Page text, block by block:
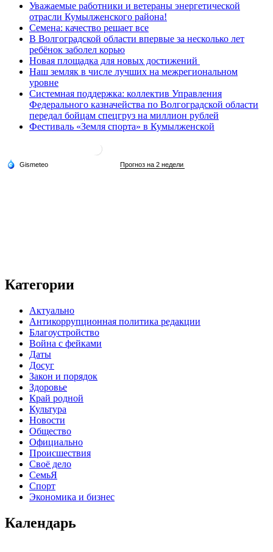
Уважаемые работники и ветераны энергетической
отрасли Кумылженского района!
Семена: качество решает все
В Волгоградской области впервые за несколько лет
ребёнок заболел корью
Новая площадка для новых достижений
Наш земляк в числе лучших на межрегиональном
уровне
Системная поддержка: коллектив Управления
Федерального казначейства по Волгоградской области
передал бойцам спецгруз на миллион рублей
Фестиваль «Земля спорта» в Кумылженской
Категории
Актуально
Антикоррупционная политика редакции
Благоустройство
Война с фейками
Даты
Досуг
Закон и порядок
Здоровье
Край родной
Культура
Новости
Общество
Официально
Происшествия
Своё дело
СемьЯ
Спорт
Экономика и бизнес
Календарь